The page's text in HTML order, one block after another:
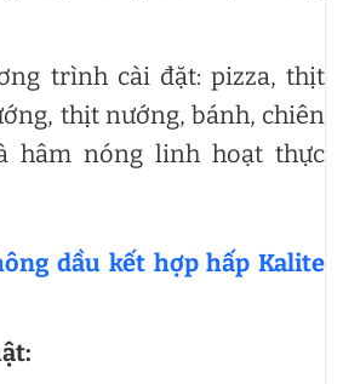
trình cài đặt: pizza, thịt
thịt nướng, bánh, chiên
hâm nóng linh hoạt thực
dầu kết hợp hấp Kalite